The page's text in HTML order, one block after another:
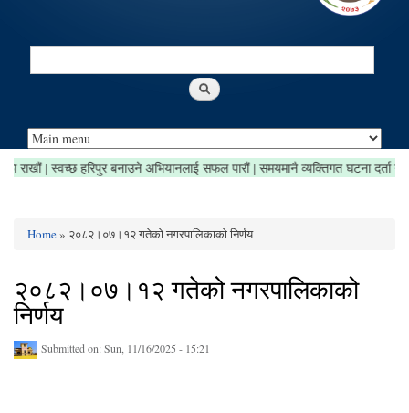
Search
सफा राखौं | स्वच्छ हरिपुर बनाउने अभियानलाई सफल पारौं | समयमानै व्यक्तिगत घटना
Home» २०८२।०७।१२ गतेको नगरपालिकाको निर्णय
२०८२।०७।१२ गतेको नगरपालिकाको
निर्णय
Submitted on:Sun, 11/16/2025 - 15:21